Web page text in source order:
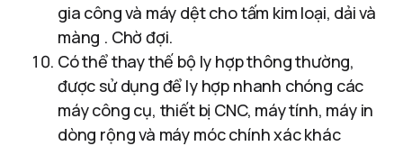
gia công và máy dệt cho tấm kim loại, dải và
màng . Chờ đợi.
Có thể thay thế bộ ly hợp thông thường,
được sử dụng để ly hợp nhanh chóng các
máy công cụ, thiết bị CNC, máy tính, máy in
dòng rộng và máy móc chính xác khác